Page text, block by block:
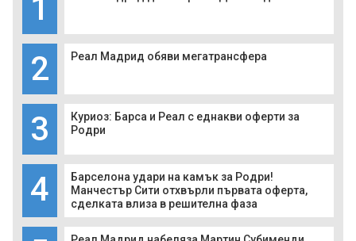
1
2 Реал Мадрид обяви мегатрансфера
3
Куриоз: Барса и Реал с еднакви оферти за
Родри
4
Барселона удари на камък за Родри!
Манчестър Сити отхвърли първата оферта,
сделката влиза в решителна фаза